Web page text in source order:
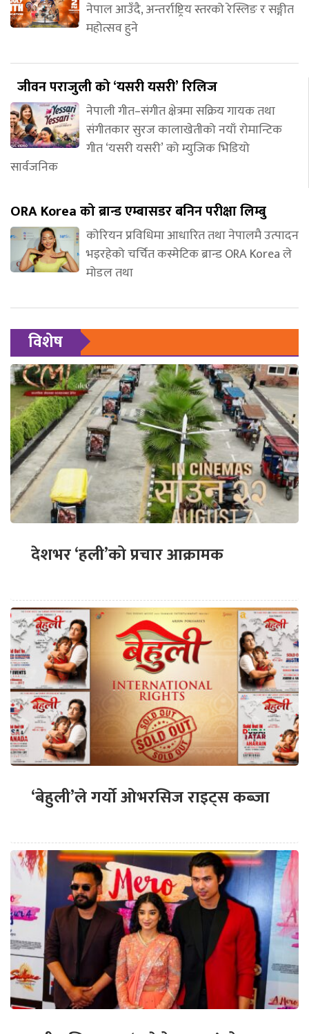
नेपाल आउँदै, अन्तर्राष्ट्रिय स्तरको रेस्लिङ र सङ्गीत
महोत्सव हुने
जीवन पराजुली को ‘यसरी यसरी’ रिलिज
नेपाली गीत–संगीत क्षेत्रमा सक्रिय गायक तथा
संगीतकार सुरज कालाखेतीको नयाँ रोमान्टिक
गीत ‘यसरी यसरी’ को म्युजिक भिडियो
सार्वजनिक
ORA Korea को ब्रान्ड एम्बासडर बनिन परीक्षा लिम्बु
कोरियन प्रविधिमा आधारित तथा नेपालमै उत्पादन
भइरहेको चर्चित कस्मेटिक ब्रान्ड ORA Korea ले
मोडल तथा
विशेष
देशभर ‘हली’को प्रचार आक्रामक
‘बेहुली’ले गर्यो ओभरसिज राइट्स कब्जा